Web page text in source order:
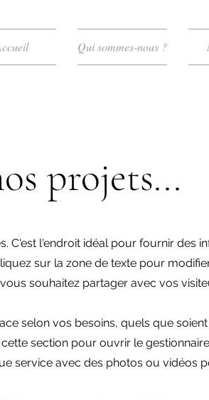
Qui sommes-nous ?
projets...
C'est l'endroit idéal pour fournir des
sur la zone de texte pour
souhaitez partager avec vos
selon vos besoins, quels que
section pour ouvrir le
service avec des photos ou vidéos